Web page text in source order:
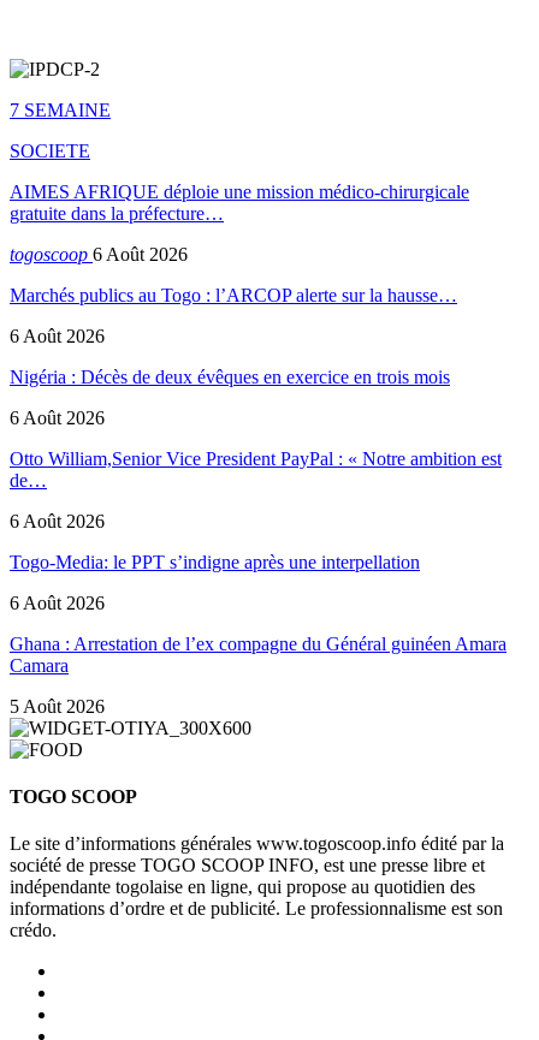
7 SEMAINE
SOCIETE
AIMES AFRIQUE déploie une mission médico-chirurgicale
gratuite dans la préfecture…
togoscoop 6 Août 2026
Marchés publics au Togo : l’ARCOP alerte sur la hausse…
6 Août 2026
Nigéria : Décès de deux évêques en exercice en trois mois
6 Août 2026
Otto William,Senior Vice President PayPal : « Notre ambition est
de…
6 Août 2026
Togo-Media: le PPT s’indigne après une interpellation
6 Août 2026
Ghana : Arrestation de l’ex compagne du Général guinéen Amara
Camara
5 Août 2026
TOGO SCOOP
Le site d’informations générales www.togoscoop.info édité par la
société de presse TOGO SCOOP INFO, est une presse libre et
indépendante togolaise en ligne, qui propose au quotidien des
informations d’ordre et de publicité. Le professionnalisme est son
crédo.